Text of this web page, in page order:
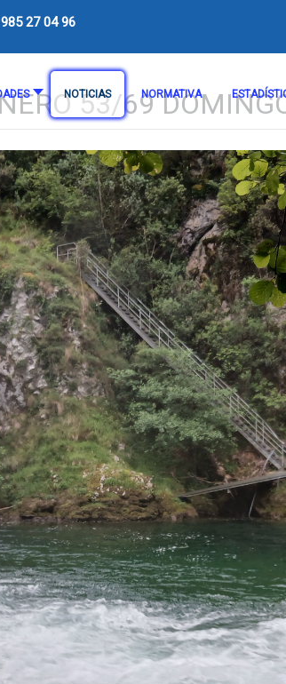
27 04 96
NOTICIAS NORMATIVA
53/69